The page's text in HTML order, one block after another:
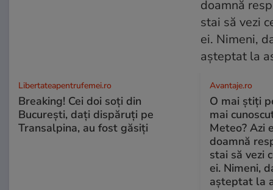
Libertateapentrufemei.ro
Breaking! Cei doi soți din
București, dați dispăruți pe
Transalpina, au fost găsiți
Avantaje.ro
O mai știți
mai
Meteo? Azi
doamnă
stai să vezi
ei. Nimeni,
așteptat la